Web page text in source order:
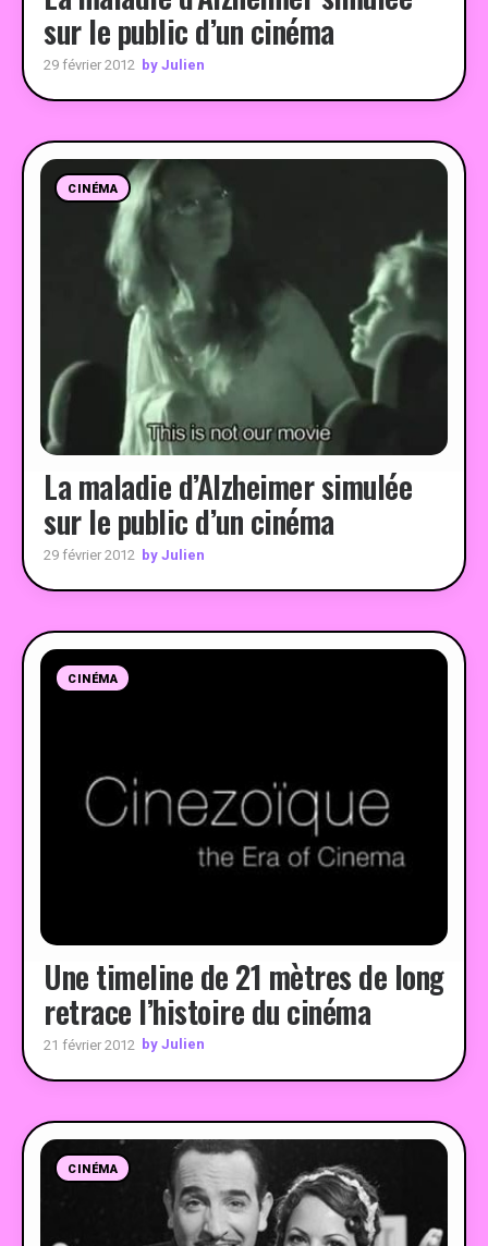
sur le public d’un cinéma
29 février 2012 by Julien
CINÉMA
La maladie d’Alzheimer simulée
sur le public d’un cinéma
29 février 2012 by Julien
CINÉMA
Une timeline de 21 mètres de long
retrace l’histoire du cinéma
21 février 2012 by Julien
CINÉMA